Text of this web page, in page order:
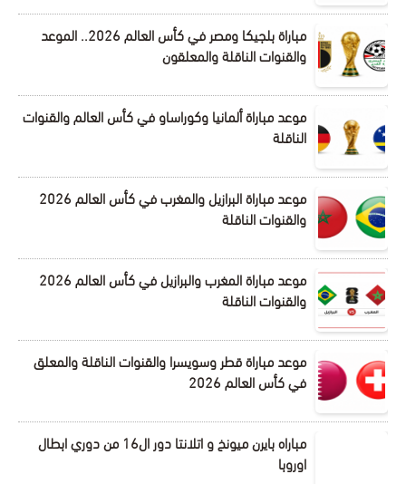
مباراة بلجيكا ومصر في كأس العالم 2026.. الموعد
والقنوات الناقلة والمعلقون
موعد مباراة ألمانيا وكوراساو في كأس العالم والقنوات
الناقلة
موعد مباراة البرازيل والمغرب في كأس العالم 2026
والقنوات الناقلة
موعد مباراة المغرب والبرازيل في كأس العالم 2026
والقنوات الناقلة
موعد مباراة قطر وسويسرا والقنوات الناقلة والمعلق
في كأس العالم 2026
مباراه بايرن ميونخ و اتلانتا دور ال16 من دوري ابطال
اوروبا